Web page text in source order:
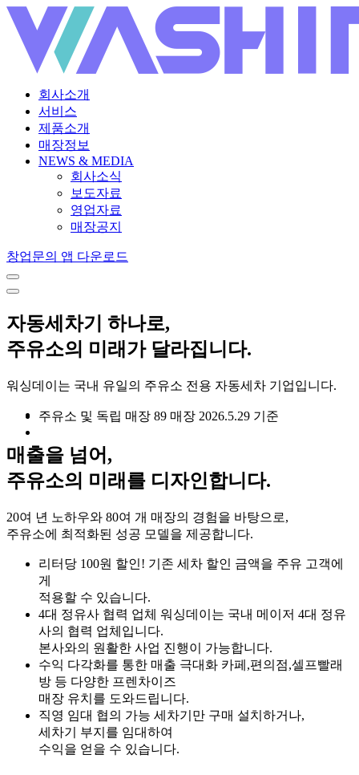
회사소개
서비스
제품소개
매장정보
NEWS & MEDIA
회사소식
보도자료
영업자료
매장공지
창업문의 앱 다운로드
자동세차기 하나로,
주유소의 미래가 달라집니다.
워싱데이는 국내 유일의 주유소 전용 자동세차 기업입니다.
주유소 및 독립 매장 89 매장 2026.5.29 기준
매출을 넘어,
주유소의 미래를 디자인합니다.
20여 년 노하우와 80여 개 매장의 경험을 바탕으로,
주유소에 최적화된 성공 모델을 제공합니다.
리터당 100원 할인! 기존 세차 할인 금액을 주유 고객에
게
적용할 수 있습니다.
4대 정유사 협력 업체 워싱데이는 국내 메이저 4대 정유
사의 협력 업체입니다.
본사와의 원활한 사업 진행이 가능합니다.
수익 다각화를 통한 매출 극대화 카페,편의점,셀프빨래
방 등 다양한 프렌차이즈
매장 유치를 도와드립니다.
직영 임대 협의 가능 세차기만 구매 설치하거나,
세차기 부지를 임대하여
수익을 얻을 수 있습니다.